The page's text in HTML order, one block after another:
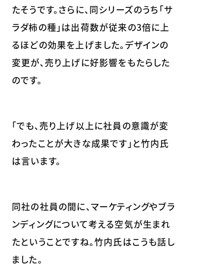
たそうです。さらに、同シリーズのうち「サ
ラダ柿の種」は出荷数が従来の3倍に上
るほどの効果を上げました。デザインの
変更が、売り上げに好影響をもたらした
のです。
「でも、売り上げ以上に社員の意識が変
わったことが大きな成果です」と竹内氏
は言います。
同社の社員の間に、マーケティングやブラ
ンディングについて考える空気が生まれ
たということですね。竹内氏はこうも話し
ました。